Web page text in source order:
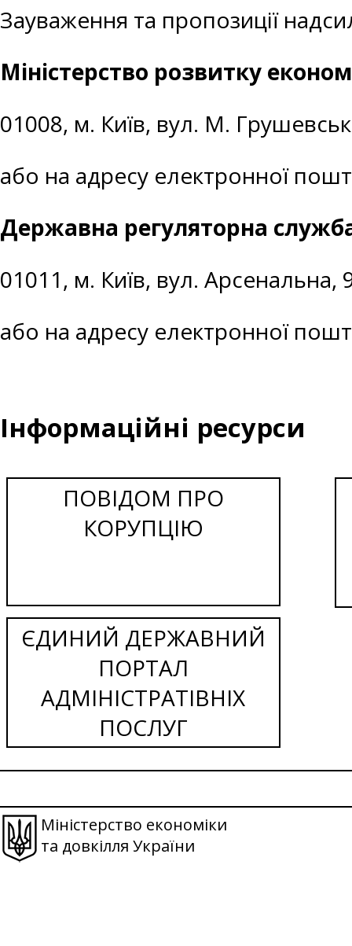
Зауваження та пропозиції
Міністерство розвитку
01008, м. Київ, вул. М.
або на адресу електронної
Державна регуляторна
01011, м. Київ, вул. Арсенальна,
або на адресу електронної
Інформаційні ресурси
ПОВІДОМ ПРО
КОРУПЦІЮ
ЄДИНИЙ ДЕРЖАВНИЙ
ПОРТАЛ
АДМІНІСТРАТІВНІХ
ПОСЛУГ
Міністерство економіки
та довкілля України